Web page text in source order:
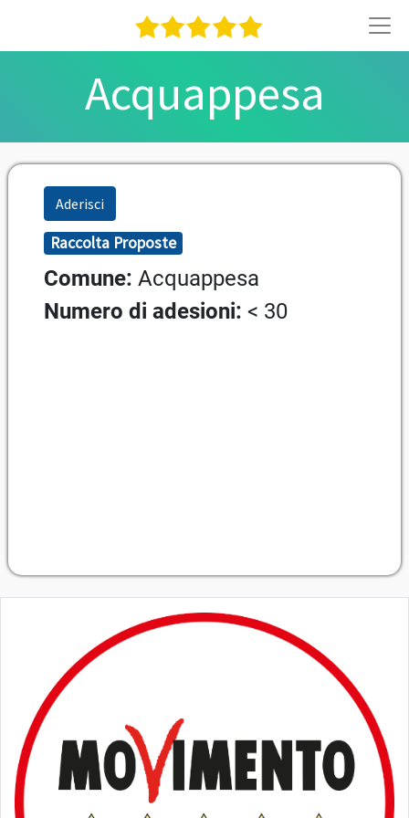
Acquappesa
Aderisci
Raccolta Proposte
Comune: Acquappesa
Numero di adesioni: < 30